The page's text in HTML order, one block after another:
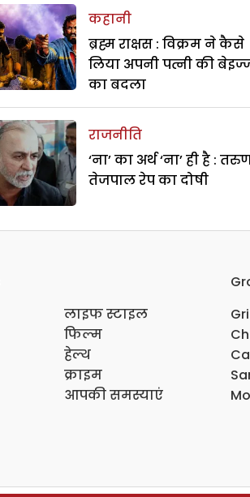
कहानी
ब्रह्म राक्षस : विक्रम ने कैसे
लिया अपनी पत्नी की
का बदला
राजनीति
‘ना’ का अर्थ ‘ना’ ही है :
तेजपाल रेप का दोषी
लाइफ स्टाइल
फिल्म
हेल्थ
क्राइम
आपकी समस्याएं